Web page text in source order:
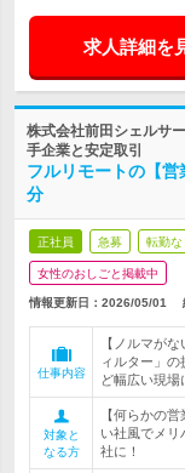
求人詳細を
株式会社前田シェルサ
手企業と安定取引
フルリモートの【
分
正社員 急募 転勤な
女性のおしごと掲載中
情報更新日：2026/05/01
仕事内容
【ノルマが
ィルター」
ど幅広い現場
対象と
なる方
【何らかの
い社風でメ
社に！